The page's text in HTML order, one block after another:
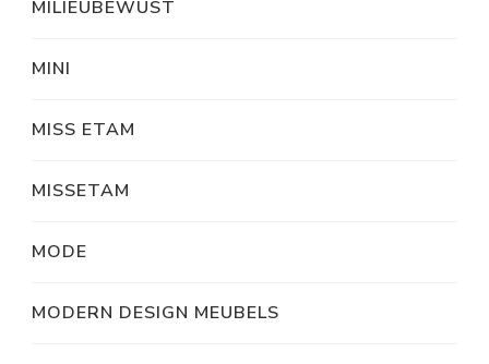
MILIEUBEWUST
MINI
MISS ETAM
MISSETAM
MODE
MODERN DESIGN MEUBELS